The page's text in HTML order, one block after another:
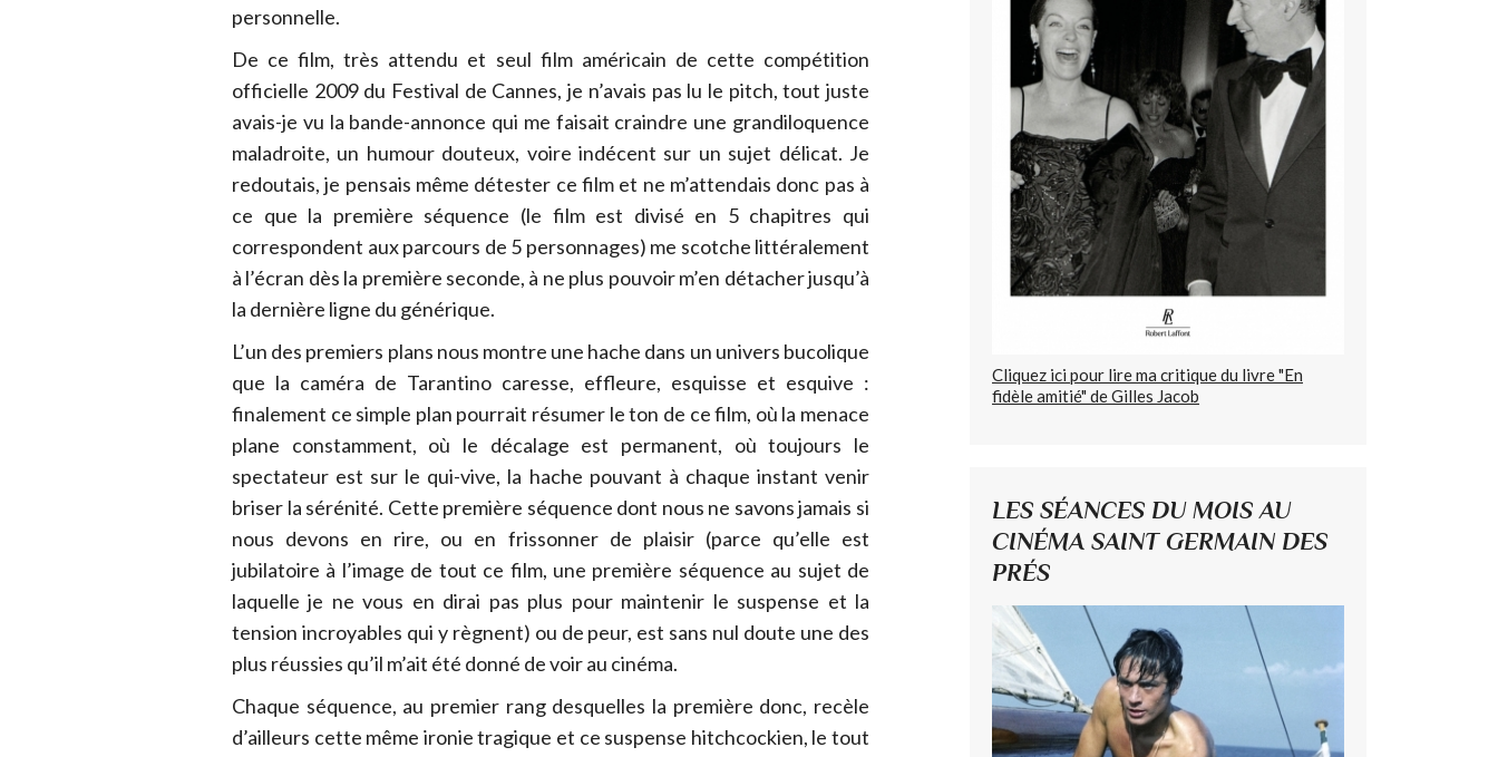
personnelle.
De ce film, très attendu et seul film américain de cette compétition
officielle 2009 du Festival de Cannes, je n’avais pas lu le pitch, tout juste
avais-je vu la bande-annonce qui me faisait craindre une grandiloquence
maladroite, un humour douteux, voire indécent sur un sujet délicat. Je
redoutais, je pensais même détester ce film et ne m’attendais donc pas à
ce que la première séquence (le film est divisé en 5 chapitres qui
correspondent aux parcours de 5 personnages) me scotche littéralement
à l’écran dès la première seconde, à ne plus pouvoir m’en détacher jusqu’à
la dernière ligne du générique.
L’un des premiers plans nous montre une hache dans un univers bucolique
que la caméra de Tarantino caresse, effleure, esquisse et esquive :
finalement ce simple plan pourrait résumer le ton de ce film, où la menace
plane constamment, où le décalage est permanent, où toujours le
spectateur est sur le qui-vive, la hache pouvant à chaque instant venir
briser la sérénité. Cette première séquence dont nous ne savons jamais si
nous devons en rire, ou en frissonner de plaisir (parce qu’elle est
jubilatoire à l’image de tout ce film, une première séquence au sujet de
laquelle je ne vous en dirai pas plus pour maintenir le suspense et la
tension incroyables qui y règnent) ou de peur, est sans nul doute une des
plus réussies qu’il m’ait été donné de voir au cinéma.
Chaque séquence, au premier rang desquelles la première donc, recèle
d’ailleurs cette même ironie tragique et ce suspense hitchcockien, le tout
Cliquez ici pour lire ma critique du livre "En
fidèle amitié" de Gilles Jacob
LES SÉANCES DU MOIS AU
CINÉMA SAINT GERMAIN DES
PRÉS